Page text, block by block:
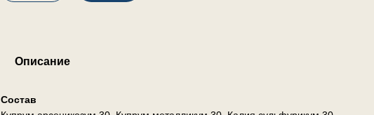
Описание
Состав